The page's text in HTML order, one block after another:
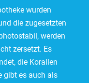
wurden
die zugesetzten
werden
zersetzt. Es
die Korallen
gibt es auch als